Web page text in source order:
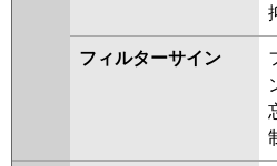
フィルターサイン